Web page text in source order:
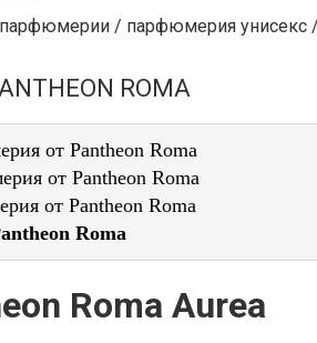
ЗА ТЕЛОМ
КОСМЕТИКА
парфюмерии / парфюмерия унисекс
ROMA
от Pantheon Roma
от Pantheon Roma
от Pantheon Roma
Roma
Roma Aurea